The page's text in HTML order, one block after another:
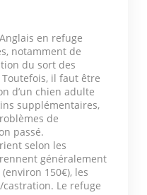
en refuge
notamment de
du sort des
il faut être
d’un chien adulte
supplémentaires,
de
passé.
selon les
généralement
150€), les
Le refuge